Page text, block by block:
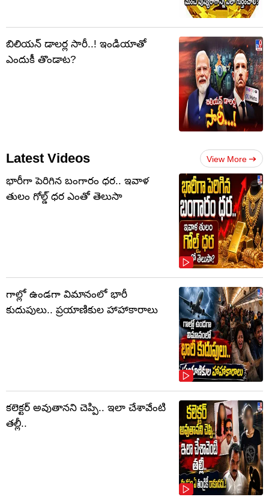
బిలియన్ డాలర్ల సారీ..! ఇండియాతో
ఎందుకీ తొండాట?
Latest Videos View More
భారీగా పెరిగిన బంగారం ధర.. ఇవాళ
తులం గోల్డ్‌ ధర ఎంతో తెలుసా
గాల్లో ఉండగా విమానంలో భారీ
కుదుపులు.. ప్రయాణికుల హాహాకారాలు
కలెక్టర్‌ అవుతానని చెప్పి.. ఇలా చేశావేంటి
తల్లీ..